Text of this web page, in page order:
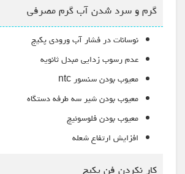
گرم و سرد شدن آب گرم مصرفی
نوسانات در فشار آب ورودی پکیج
عدم رسوب زدایی مبدل ثانویه
معیوب بودن سنسور ntc
معیوب بودن شیر سه طرفه دستگاه
معیوب بودن فلوسوئیچ
افزایش ارتفاع شعله
کار نکردن فن پکیج